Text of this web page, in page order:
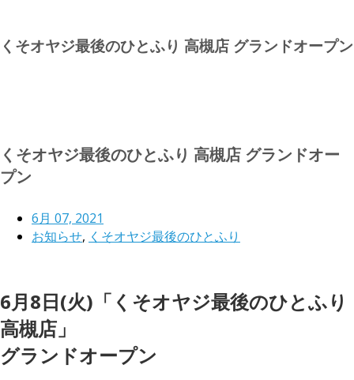
くそオヤジ最後のひとふり 高槻店 グランドオープン
くそオヤジ最後のひとふり 高槻店 グランドオー
プン
6月 07, 2021
お知らせ, くそオヤジ最後のひとふり
6月8日(火)「くそオヤジ最後のひとふり
高槻店」
グランドオープン